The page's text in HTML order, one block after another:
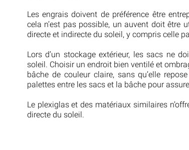
Les engrais doivent de préférence être
cela n’est pas possible, un auvent doit être
directe et indirecte du soleil, y compris celle
Lors d’un stockage extérieur, les sacs ne
soleil. Choisir un endroit bien ventilé et
bâche de couleur claire, sans qu’elle
palettes entre les sacs et la bâche pour
Le plexiglas et des matériaux similaires
directe du soleil.